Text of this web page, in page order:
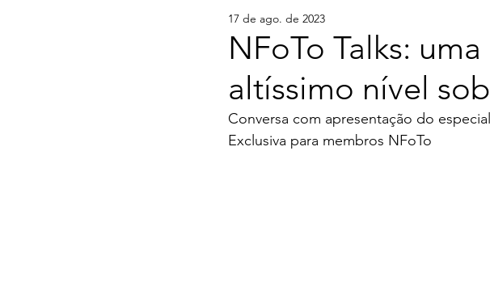
NFoTo Talks:
altíssimo nível
17 de ago. de 2023
Conversa com apresentação do
Exclusiva para membros NFoTo